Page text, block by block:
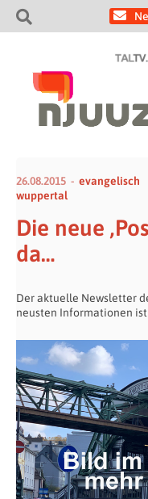
26.08.2015
evangelisch
wuppertal
Die neue
da…
Der aktuelle Newsletter
neusten Informationen